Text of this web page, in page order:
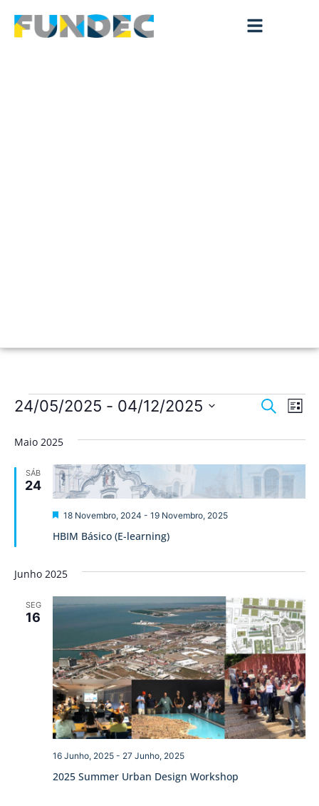
de
e
Pesquisar
de
Lista
24/05/2025 - 04/12/2025
data.
Maio 2025
SÁB
24
HBIM Básico (E-learning)
Destaque
18 Novembro, 2024 - 19 Novembro, 2025
Junho 2025
SEG
16
2025 Summer Urban Design Workshop
16 Junho, 2025- 27 Junho, 2025